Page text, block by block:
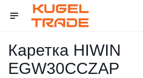
Каретка HIWIN
EGW30CCZAP